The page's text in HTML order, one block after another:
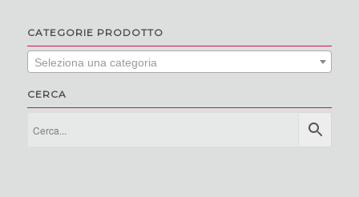
CATEGORIE PRODOTTO
Seleziona una categoria
CERCA